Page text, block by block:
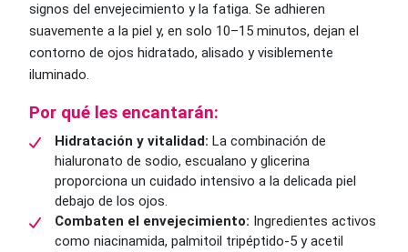
signos del envejecimiento y la fatiga. Se adhieren
suavemente a la piel y, en solo 10–15 minutos, dejan el
contorno de ojos hidratado, alisado y visiblemente
iluminado.
Por qué les encantarán:
Hidratación y vitalidad: La combinación de
hialuronato de sodio, escualano y glicerina
proporciona un cuidado intensivo a la delicada piel
debajo de los ojos.
Combaten el envejecimiento: Ingredientes activos
como niacinamida, palmitoil tripéptido-5 y acetil